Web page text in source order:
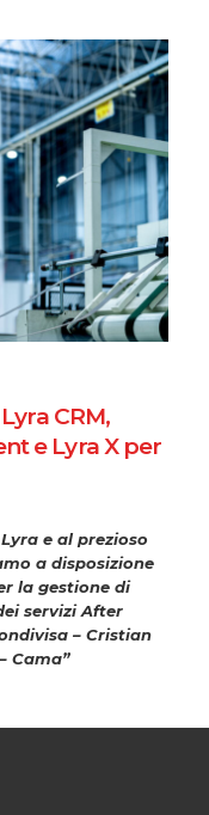
CRM,
e Lyra X per
e al prezioso
a disposizione
la gestione di
servizi After
– Cristian
Cama”